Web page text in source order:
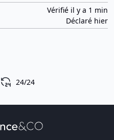
Vérifié il y a 1 min
Déclaré hier
24/24